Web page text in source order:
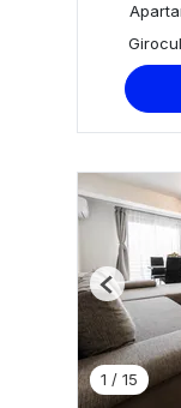
1 / 15
Previous